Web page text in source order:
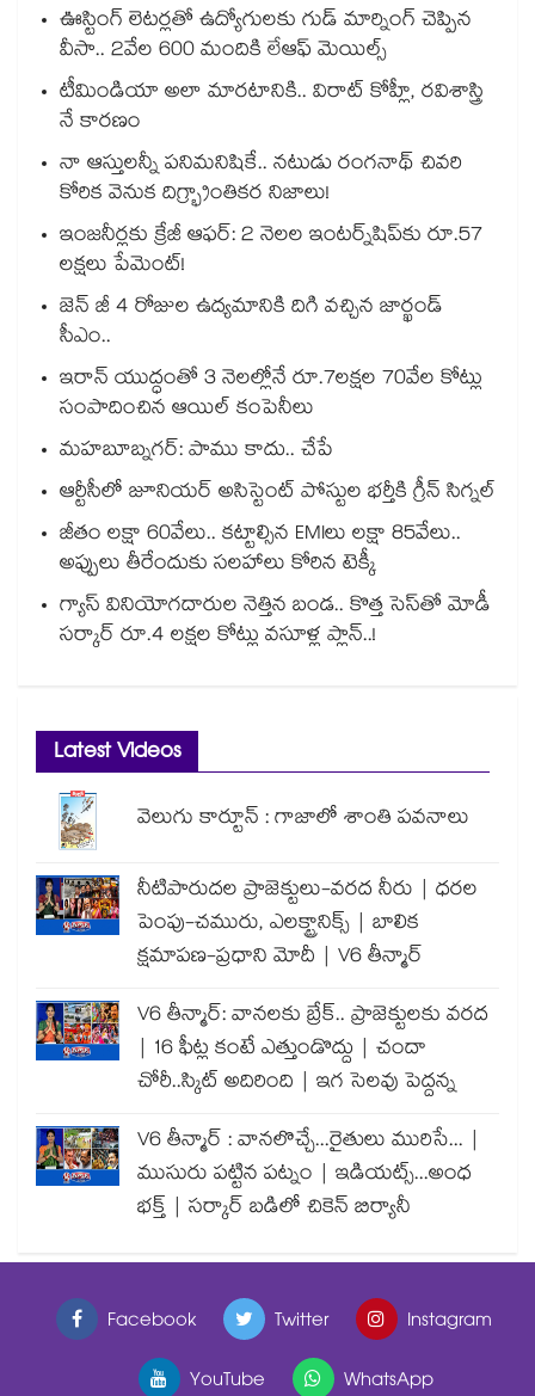
ఊస్టింగ్ లెటర్లతో ఉద్యోగులకు గుడ్ మార్నింగ్ చెప్పిన
వీసా.. 2వేల 600 మందికి లేఆఫ్ మెయిల్స్
టీమిండియా అలా మారటానికి.. విరాట్ కోహ్లీ, రవిశాస్త్రి
నే కారణం
నా ఆస్తులన్నీ పనిమనిషికే.. నటుడు రంగనాథ్ చివరి
కోరిక వెనుక దిగ్భ్రాంతికర నిజాలు!
ఇంజనీర్లకు క్రేజీ ఆఫర్: 2 నెలల ఇంటర్న్‌షిప్‌కు రూ.57
లక్షలు పేమెంట్!
జెన్ జీ 4 రోజుల ఉద్యమానికి దిగి వచ్చిన జార్ఖండ్
సీఎం..
ఇరాన్ యుద్ధంతో 3 నెలల్లోనే రూ.7లక్షల 70వేల కోట్లు
సంపాదించిన ఆయిల్ కంపెనీలు
మహబూబ్నగర్: పాము కాదు.. చేపే
ఆర్టీసీలో జూనియర్ అసిస్టెంట్‌‌ పోస్టుల భర్తీకి గ్రీన్‌‌ సిగ్నల్
జీతం లక్షా 60వేలు.. కట్టాల్సిన EMIలు లక్షా 85వేలు..
అప్పులు తీరేందుకు సలహాలు కోరిన టెక్కీ
గ్యాస్ వినియోగదారుల నెత్తిన బండ.. కొత్త సెస్‌తో మోడీ
సర్కార్ రూ.4 లక్షల కోట్లు వసూళ్ల ప్లాన్..!
Latest Videos
వెలుగు కార్టూన్ : గాజాలో శాంతి పవనాలు
నీటిపారుదల ప్రాజెక్టులు-వరద నీరు | ధరల
పెంపు-చమురు, ఎలక్ట్రానిక్స్ | బాలిక
క్షమాపణ-ప్రధాని మోదీ | V6 తీన్మార్
V6 తీన్మార్: వానలకు బ్రేక్.. ప్రాజెక్టులకు వరద
| 16 ఫీట్ల కంటే ఎత్తుండొద్దు | చందా
చోరీ..స్కిట్ అదిరింది | ఇగ సెలవు పెద్దన్న
V6 తీన్మార్ : వానలొచ్చే...రైతులు మురిసే... |
ముసురు పట్టిన పట్నం | ఇడియట్స్...అంధ
భక్త్ | సర్కార్ బడిలో చికెన్ బిర్యానీ
Facebook Twitter
Instagram
YouTube
WhatsApp